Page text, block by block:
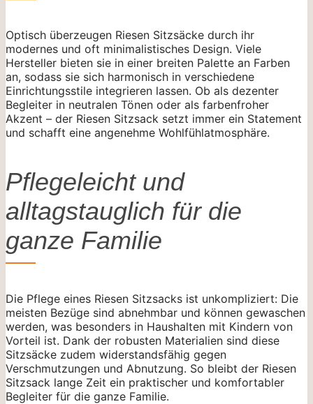
Optisch überzeugen Riesen Sitzsäcke durch ihr
modernes und oft minimalistisches Design. Viele
Hersteller bieten sie in einer breiten Palette an Farben
an, sodass sie sich harmonisch in verschiedene
Einrichtungsstile integrieren lassen. Ob als dezenter
Begleiter in neutralen Tönen oder als farbenfroher
Akzent – der Riesen Sitzsack setzt immer ein Statement
und schafft eine angenehme Wohlfühlatmosphäre.
Pflegeleicht und
alltagstauglich für die
ganze Familie
Die Pflege eines Riesen Sitzsacks ist unkompliziert: Die
meisten Bezüge sind abnehmbar und können gewaschen
werden, was besonders in Haushalten mit Kindern von
Vorteil ist. Dank der robusten Materialien sind diese
Sitzsäcke zudem widerstandsfähig gegen
Verschmutzungen und Abnutzung. So bleibt der Riesen
Sitzsack lange Zeit ein praktischer und komfortabler
Begleiter für die ganze Familie.